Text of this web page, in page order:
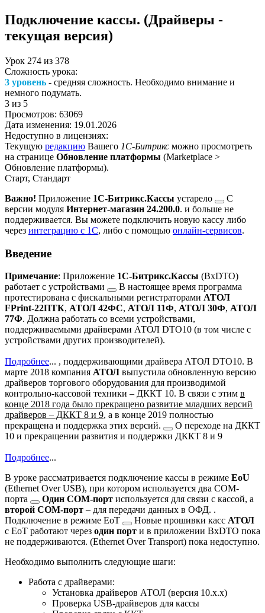
Подключение кассы. (Драйверы -
текущая версия)
Урок 274 из 378
Сложность урока:
3 уровень - средняя сложность. Необходимо внимание и
немного подумать.
3 из 5
Просмотров: 63069
Дата изменения: 19.01.2026
Недоступно в лицензиях:
Текущую редакцию Вашего 1С-Битрикс можно просмотреть
на странице Обновление платформы (Marketplace >
Обновление платформы).
Старт, Стандарт
Важно! Приложение 1С-Битрикс.Кассы устарело
С
версии модуля Интернет-магазин 24.200.0. и больше не
поддерживается. Вы можете подключить новую кассу либо
через интеграцию с 1С, либо с помощью онлайн-сервисов.
Введение
Примечание: Приложение 1С-Битрикс.Кассы (BxDTO)
работает с устройствами
В настоящее время программа
протестирована с фискальными регистраторами АТОЛ
FPrint-22ПТК, АТОЛ 42ФС, АТОЛ 11Ф, АТОЛ 30Ф, АТОЛ
77Ф. Должна работать со всеми устройствами,
поддерживаемыми драйверами АТОЛ DTO10 (в том числе с
устройствами других производителей).
Подробнее... , поддерживающими драйвера АТОЛ DTO10. В
марте 2018 компания АТОЛ выпустила обновленную версию
драйверов торгового оборудования для производимой
контрольно-кассовой техники – ДККТ 10. В связи с этим в
конце 2018 года было прекращено развитие младших версий
драйверов – ДККТ 8 и 9, а в конце 2019 полностью
прекращена и поддержка этих версий.
О переходе на ДККТ
10 и прекращении развития и поддержки ДККТ 8 и 9
Подробнее...
В уроке рассматривается подключение кассы в режиме EoU
(Ethernet Over USB), при котором используется два COM-
порта
Один COM-порт используется для связи с кассой, а
второй COM-порт – для передачи данных в ОФД. .
Подключение в режиме EoT Новые прошивки касс АТОЛ
с EoT работают через один порт и в приложении BxDTO пока
не поддерживаются. (Ethernet Over Transport) пока недоступно.
Необходимо выполнить следующие шаги:
Работа с драйверами:
Установка драйверов АТОЛ (версия 10.x.x)
Проверка USB-драйверов для кассы